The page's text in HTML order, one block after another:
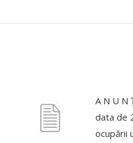
A N U N
data de
ocupării